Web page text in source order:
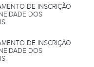
DE INSCRIÇÃO
DOS
DE INSCRIÇÃO
DOS